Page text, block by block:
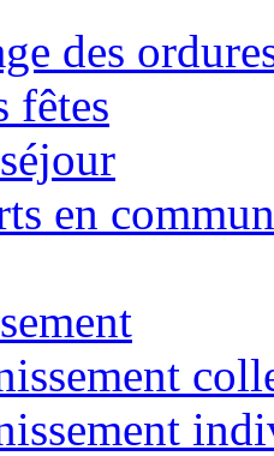
des
fêtes
en commun